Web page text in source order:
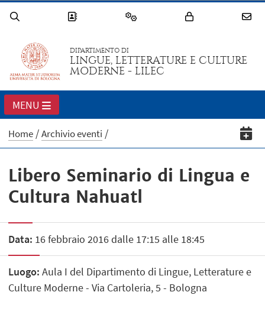
DIPARTIMENTO DI
LINGUE, LETTERATURE E CULTURE
MODERNE - LILEC
MENU
Home Archivio eventi
Libero Seminario di Lingua e
Cultura Nahuatl
Data: 16 febbraio 2016 dalle 17:15 alle 18:45
Luogo: Aula I del Dipartimento di Lingue, Letterature e
Culture Moderne - Via Cartoleria, 5 - Bologna